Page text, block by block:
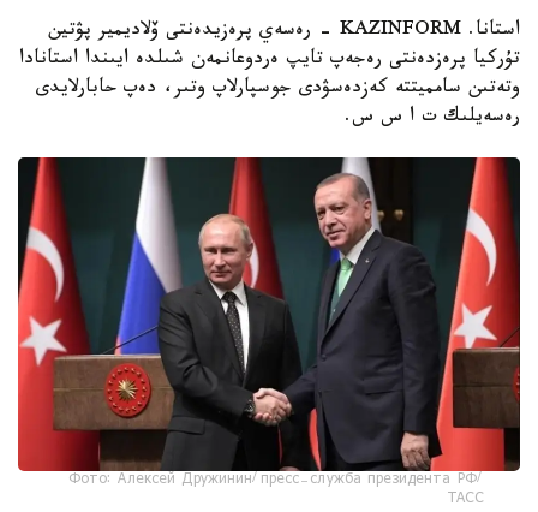
استانا. KAZINFORM - رەسەي پرەزيدەنتى ۆلاديمير پۋتين
تۇركيا پرەزدەنتى رەجەپ تايپ ەردوعانمەن شىلدە ايىندا استانادا
وتەتىن سامميتتە كەزدەسۋدى جوسپارلاپ وتىر، دەپ حابارلايدى
رەسەيلىك ت ا س س.
Фото: Алексей Дружинин/ пресс-служба президента РФ/
ТАСС